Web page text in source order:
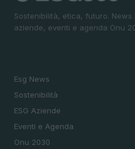
Sostenibilità, etica, futuro. News
aziende, eventi e agenda Onu
Esg News
Sostenibilità
ESG Aziende
Eventi e Agenda
Onu 2030